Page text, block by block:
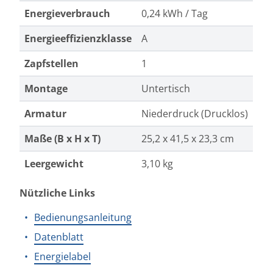
Energieverbrauch
0,24 kWh / Tag
Energieeffizienzklasse
A
Zapfstellen
1
Montage
Untertisch
Armatur
Niederdruck (Drucklos)
Maße (B x H x T)
25,2 x 41,5 x 23,3 cm
Leergewicht
3,10 kg
Nützliche Links
Bedienungsanleitung
Datenblatt
Energielabel